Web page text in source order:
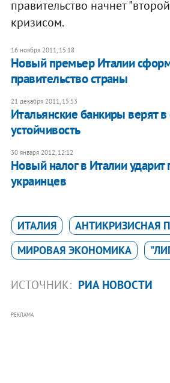
правительство начнет
кризисом.
16 ноября 2011, 15:18
Новый премьер Италии
правительство страны
21 декабря 2011, 15:53
Итальянские банкиры верят
устойчивость
30 января 2012, 12:12
Новый налог в Италии ударит
украинцев
ИТАЛИЯ
АНТИКРИЗИСНАЯ
МИРОВАЯ ЭКОНОМИКА
ИСТОЧНИК: РИА НОВОСТИ
РЕКЛАМА